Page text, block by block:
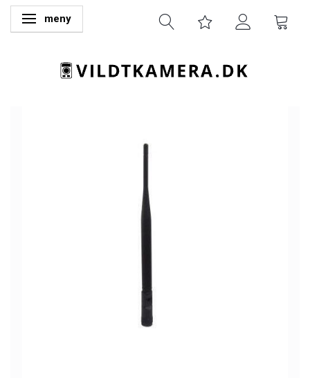
Ändra navigering
meny